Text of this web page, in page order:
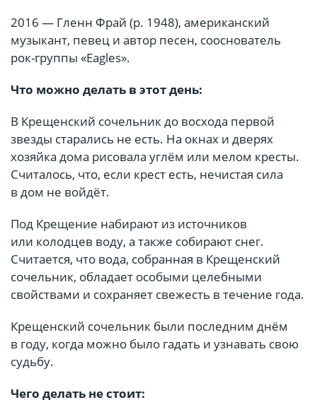
2016 — Гленн Фрай (р. 1948), американский
музыкант, певец и автор песен, сооснователь
рок-группы «Eagles».
Что можно делать в этот день:
В Крещенский сочельник до восхода первой
звезды старались не есть. На окнах и дверях
хозяйка дома рисовала углём или мелом кресты.
Считалось, что, если крест есть, нечистая сила
в дом не войдёт.
Под Крещение набирают из источников
или колодцев воду, а также собирают снег.
Считается, что вода, собранная в Крещенский
сочельник, обладает особыми целебными
свойствами и сохраняет свежесть в течение года.
Крещенский сочельник были последним днём
в году, когда можно было гадать и узнавать свою
судьбу.
Чего делать не стоит: